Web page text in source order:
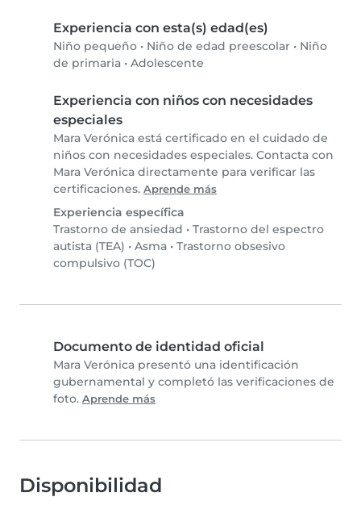
Experiencia con esta(s) edad(es)
Niño pequeño • Niño de edad preescolar • Niño
de primaria • Adolescente
Experiencia con niños con necesidades
especiales
Mara Verónica está certificado en el cuidado de
niños con necesidades especiales. Contacta con
Mara Verónica directamente para verificar las
certificaciones. Aprende más
Experiencia específica
Trastorno de ansiedad • Trastorno del espectro
autista (TEA) • Asma • Trastorno obsesivo
compulsivo (TOC)
Documento de identidad oficial
Mara Verónica presentó una identificación
gubernamental y completó las verificaciones de
foto. Aprende más
Disponibilidad